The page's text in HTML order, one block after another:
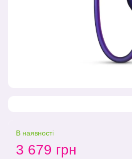
В наявності
3 679 грн